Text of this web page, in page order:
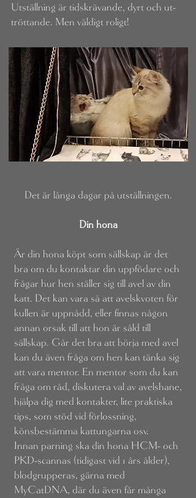
Utställning är tidskrävande, dyrt och ut-
tröttande. Men väldigt roligt!
Det är långa dagar på utställningen.
Din hona
Är din hona köpt som sällskap är det
bra om du kontaktar din uppfödare och
frågar hur hen ställer sig till avel av din
katt. Det kan vara så att avelskvoten för
kullen är uppnådd, eller finnas någon
annan orsak till att hon är såld till
sällskap. Går det bra att börja med avel
kan du även fråga om hen kan tänka sig
att vara mentor. En mentor som du kan
fråga om råd, diskutera val av avelshane,
hjälpa dig med kontakter, lite praktiska
tips, som stöd vid förlossning,
könsbestämma kattungarna osv.
Innan parning ska din hona HCM- och
PKD-scannas (tidigast vid 1 års ålder),
blodgrupperas, gärna med
MyCatDNA, där du även får många